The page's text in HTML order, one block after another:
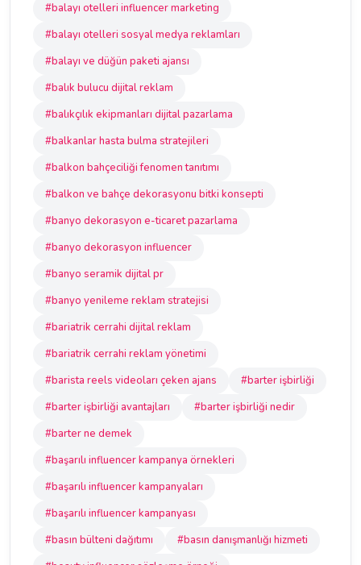
#balayı otelleri influencer marketing
#balayı otelleri sosyal medya reklamları
#balayı ve düğün paketi ajansı
#balık bulucu dijital reklam
#balıkçılık ekipmanları dijital pazarlama
#balkanlar hasta bulma stratejileri
#balkon bahçeciliği fenomen tanıtımı
#balkon ve bahçe dekorasyonu bitki konsepti
#banyo dekorasyon e-ticaret pazarlama
#banyo dekorasyon influencer
#banyo seramik dijital pr
#banyo yenileme reklam stratejisi
#bariatrik cerrahi dijital reklam
#bariatrik cerrahi reklam yönetimi
#barista reels videoları çeken ajans
#barter işbirliği
#barter işbirliği avantajları
#barter işbirliği nedir
#barter ne demek
#başarılı influencer kampanya örnekleri
#başarılı influencer kampanyaları
#başarılı influencer kampanyası
#basın bülteni dağıtımı
#basın danışmanlığı hizmeti